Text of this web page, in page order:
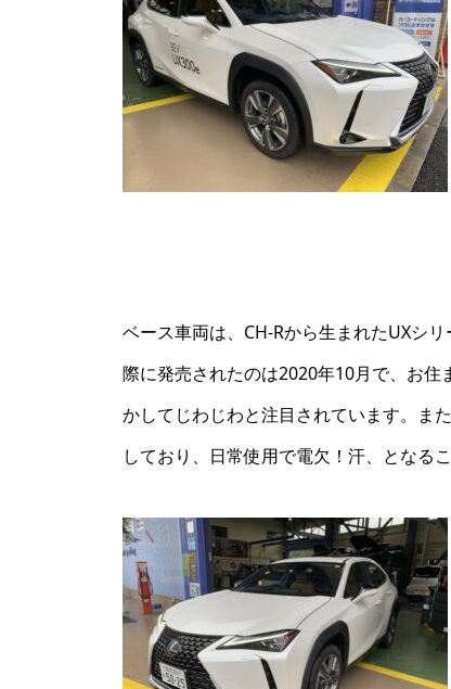
ベース車両は、CH-Rから生まれたUXシ
際に発売されたのは2020年10月で、お
かしてじわじわと注目されています。ま
しており、日常使用で電欠！汗、となる